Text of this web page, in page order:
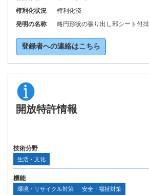
権利化状況
権利化済
発明の名称
略円形状の張り出し部シート付
登録者への連絡はこちら
開放特許情報
技術分野
生活・文化
機能
環境・リサイクル対策 安全・福祉対策